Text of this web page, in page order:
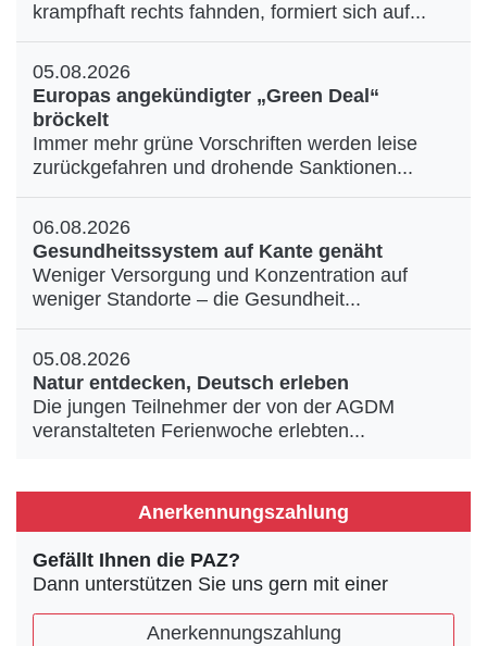
krampfhaft rechts fahnden, formiert sich auf...
05.08.2026
Europas angekündigter „Green Deal“
bröckelt
Immer mehr grüne Vorschriften werden leise
zurückgefahren und drohende Sanktionen...
06.08.2026
Gesundheitssystem auf Kante genäht
Weniger Versorgung und Konzentration auf
weniger Standorte – die Gesundheit...
05.08.2026
Natur entdecken, Deutsch erleben
Die jungen Teilnehmer der von der AGDM
veranstalteten Ferienwoche erlebten...
Anerkennungszahlung
Gefällt Ihnen die PAZ?
Dann unterstützen Sie uns gern mit einer
Anerkennungszahlung